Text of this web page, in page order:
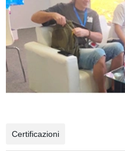
Certificazioni